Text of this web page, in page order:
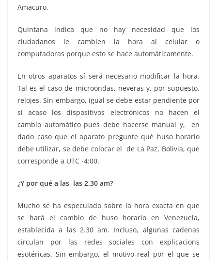
Amacuro.
Quintana indica que no hay necesidad que los
ciudadanos le cambien la hora al celular o
computadoras porque esto se hace automáticamente.
En otros aparatos sí será necesario modificar la hora.
Tal es el caso de microondas, neveras y, por supuesto,
relojes. Sin embargo, igual se debe estar pendiente por
si acaso los dispositivos electrónicos no hacen el
cambio automático pues debe hacerse manual y, en
dado caso que el aparato pregunte qué huso horario
debe utilizar, se debe colocar el de La Paz, Bolivia, que
corresponde a UTC -4:00.
¿Y por qué a las las 2.30 am?
Mucho se ha especulado sobre la hora exacta en que
se hará el cambio de huso horario en Venezuela,
establecida a las 2.30 am. Incluso, algunas cadenas
circulan por las redes sociales con explicacions
esotéricas. Sin embargo, el motivo real por el que se